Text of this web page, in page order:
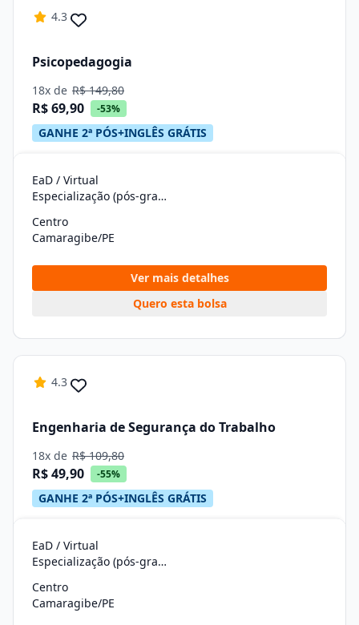
4.3
Psicopedagogia
18x de R$ 149,80
R$ 69,90 -53%
GANHE 2ª PÓS+INGLÊS GRÁTIS
EaD / Virtual
Especialização (pós-graduação)
Centro
Camaragibe/PE
Ver mais detalhes
Quero esta bolsa
4.3
Engenharia de Segurança do Trabalho
18x de R$ 109,80
R$ 49,90 -55%
GANHE 2ª PÓS+INGLÊS GRÁTIS
EaD / Virtual
Especialização (pós-graduação)
Centro
Camaragibe/PE